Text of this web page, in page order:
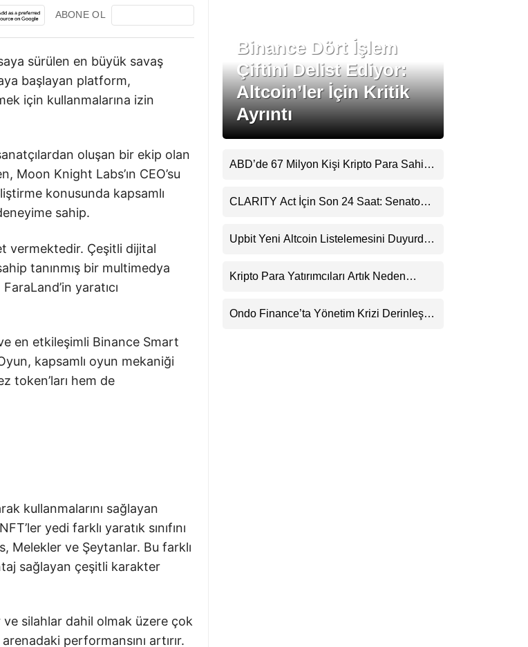
Instagram
Youtube
TikTok
ABONE OL
sürülen en büyük savaş
başlayan platform,
için kullanmalarına izin
oluşan bir ekip olan
Knight Labs’ın CEO’su
konusunda kapsamlı
sahip.
vermektedir. Çeşitli dijital
tanınmış bir multimedya
yaratıcı
en etkileşimli Binance Smart
kapsamlı oyun mekaniği
token’ları hem de
kullanmalarını sağlayan
yedi farklı yaratık sınıfını
Melekler ve Şeytanlar. Bu farklı
sağlayan çeşitli karakter
ve silahlar dahil olmak üzere çok
performansını artırır.
Binance Dört İşlem
Çiftini Delist Ediyor:
Altcoin’ler İçin Kritik
Ayrıntı
ABD’de 67 Milyon Kişi Kripto Para Sahibi:
CLARITY Act İçin Son 24 Saat: Senato
Beklentisini Bozabilir
Upbit Yeni Altcoin Listelemesini Duyurdu:
Görecek
Kripto Para Yatırımcıları Artık Neden
Ondo Finance’ta Yönetim Krizi Derinleşti: